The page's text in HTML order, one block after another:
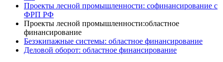
Проекты лесной промышленности: софинансирование с
ФРП РФ
Проекты лесной промышленности:областное
финансирование
Безэкипажные системы: областное финансирование
Деловой оборот: областное финансирование